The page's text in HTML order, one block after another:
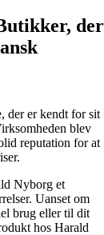
der
der er kendt for sit
blev
reputation for at
Nyborg et
Uanset om
brug eller til dit
hos Harald